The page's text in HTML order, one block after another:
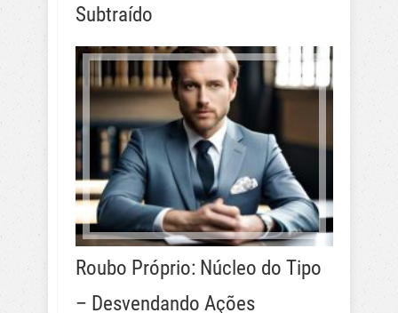
Subtraído
Roubo Próprio: Núcleo do Tipo
– Desvendando Ações